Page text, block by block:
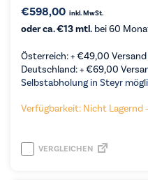
€598,00 inkl. MwSt.
oder ca. €13 mtl. bei 60
Österreich: +€49,00 Versand
Deutschland: +€69,00
Selbstabholung in Steyr
Verfügbarkeit: Nicht Lagernd
VERGLEICHEN